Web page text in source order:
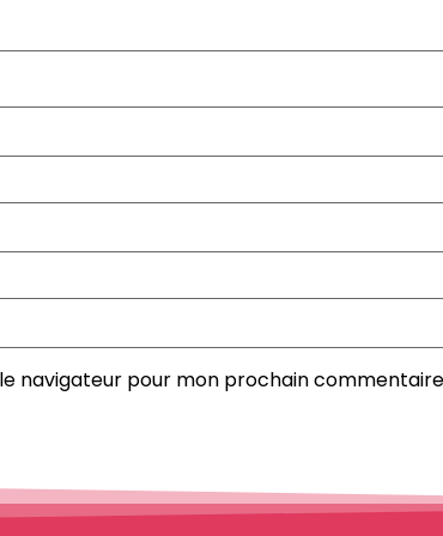
navigateur pour mon prochain